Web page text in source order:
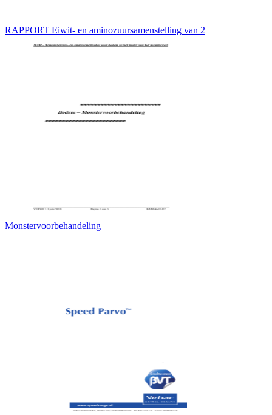
RAPPORT Eiwit- en aminozuursamenstelling van 2
Monstervoorbehandeling